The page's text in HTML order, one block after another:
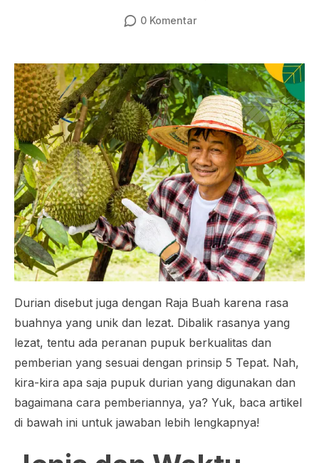
0Komentar
Durian disebut juga dengan Raja Buah karena rasa
buahnya yang unik dan lezat. Dibalik rasanya yang
lezat, tentu ada peranan pupuk berkualitas dan
pemberian yang sesuai dengan prinsip 5 Tepat. Nah,
kira-kira apa saja pupuk durian yang digunakan dan
bagaimana cara pemberiannya, ya? Yuk, baca artikel
di bawah ini untuk jawaban lebih lengkapnya!